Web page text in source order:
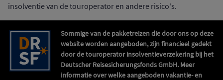
insolventie van de touroperator en andere risico's.
Sommige van de pakketreizen die door ons op deze
website worden aangeboden, zijn financieel gedekt
door de touroperator insolventieverzekering bij het
Deutscher Reisesicherungsfonds GmbH. Meer
informatie over welke aangeboden vakantie- en